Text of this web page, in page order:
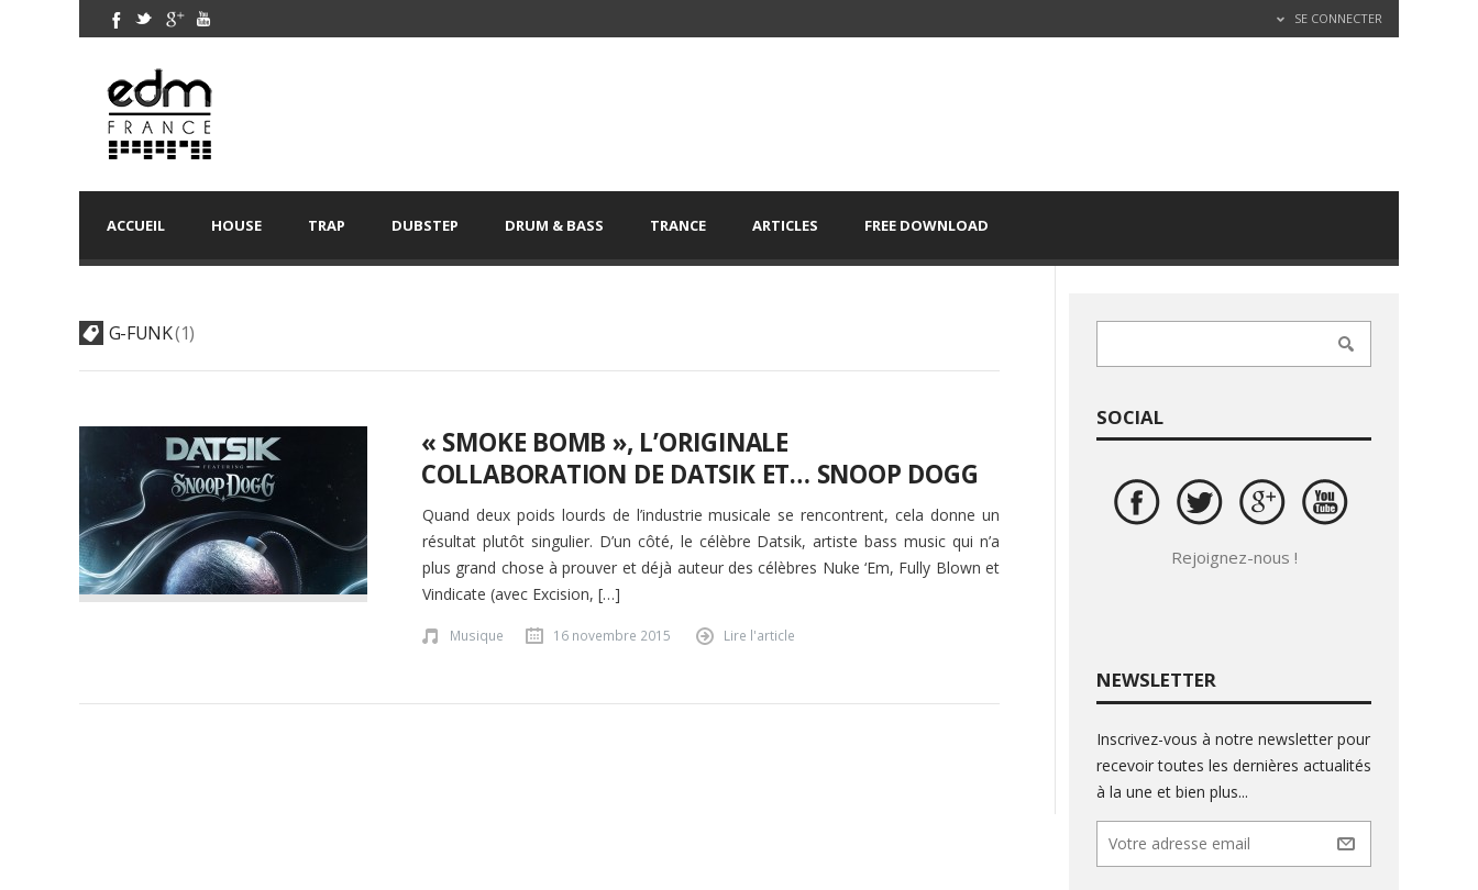
SE CONNECTER
ACCUEIL HOUSE TRAP DUBSTEP DRUM & BASS TRANCE ARTICLES FREE DOWNLOAD
G-FUNK 1
« SMOKE BOMB », L’ORIGINALE
COLLABORATION DE DATSIK ET… SNOOP DOGG
Quand deux poids lourds de l’industrie musicale se rencontrent, cela donne un
résultat plutôt singulier. D’un côté, le célèbre Datsik, artiste bass music qui n’a
plus grand chose à prouver et déjà auteur des célèbres Nuke ‘Em, Fully Blown et
Vindicate (avec Excision, […]
Musique 16 novembre 2015 Lire l'article
SOCIAL
Rejoignez-nous !
NEWSLETTER
Inscrivez-vous à notre newsletter pour
recevoir toutes les dernières actualités
à la une et bien plus...